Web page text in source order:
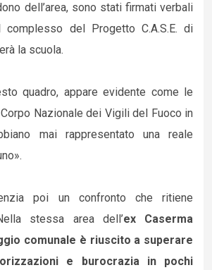
dell’area, sono stati firmati verbali
del Progetto C.A.S.E. di
la scuola.
quadro, appare evidente come le
Nazionale dei Vigili del Fuoco in
mai rappresentato una reale
poi un confronto che ritiene
stessa area dell’ex Caserma
comunale è riuscito a superare
e burocrazia in pochi